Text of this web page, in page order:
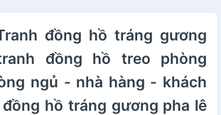
đồng hồ tráng gương
đồng hồ treo phòng
ngủ - nhà hàng - khách
hồ tráng gương pha lê